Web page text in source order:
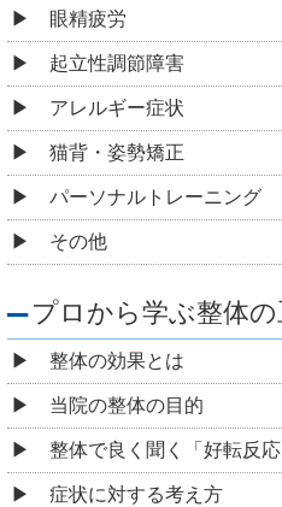
眼精疲労
起立性調節障害
アレルギー症状
猫背・姿勢矯正
パーソナルトレーニング
その他
プロから学ぶ整体の
整体の効果とは
当院の整体の目的
整体で良く聞く「好転反
症状に対する考え方